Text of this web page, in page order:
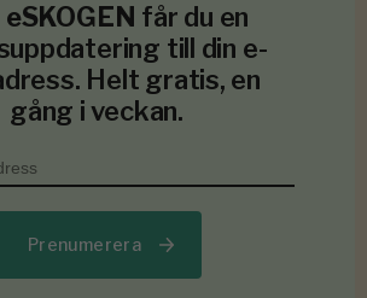
eSKOGEN får du en
till din e-
Helt gratis, en
gång i veckan.
Prenumerera